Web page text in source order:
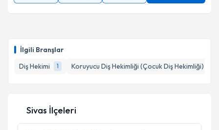
İlgili Branşlar
Diş Hekimi
1 Koruyucu Diş Hekimliği (Çocuk Diş Hekimliği)
Sivas İlçeleri